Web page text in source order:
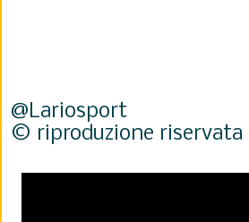
@Lariosport
© riproduzione riservata